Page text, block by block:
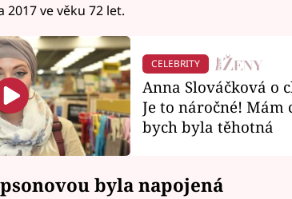
2017 ve věku 72 let.
CELEBRITY
Anna Slováčková o
Je to náročné! Mám
bych byla těhotná
byla napojená